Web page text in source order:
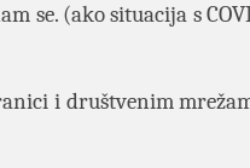
se. (ako situacija s
i društvenim